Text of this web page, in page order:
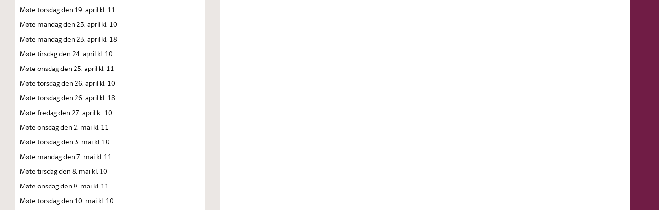
Møte torsdag den 19. april kl. 11
Møte mandag den 23. april kl. 10
Møte mandag den 23. april kl. 18
Møte tirsdag den 24. april kl. 10
Møte onsdag den 25. april kl. 11
Møte torsdag den 26. april kl. 10
Møte torsdag den 26. april kl. 18
Møte fredag den 27. april kl. 10
Møte onsdag den 2. mai kl. 11
Møte torsdag den 3. mai kl. 10
Møte mandag den 7. mai kl. 11
Møte tirsdag den 8. mai kl. 10
Møte onsdag den 9. mai kl. 11
Møte torsdag den 10. mai kl. 10